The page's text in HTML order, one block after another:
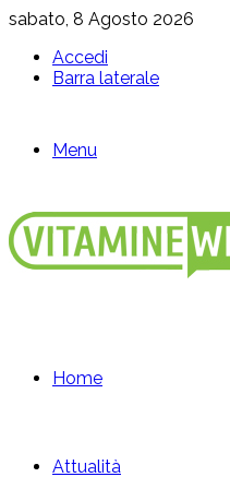
sabato, 8 Agosto 2026
Accedi
Barra laterale
Menu
Home
Attualità